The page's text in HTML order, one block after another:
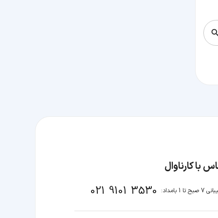
با کارناوال
تا 1 بامداد: 021 9101 3530